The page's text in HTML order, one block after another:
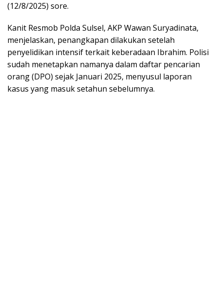
(12/8/2025) sore.
Kanit Resmob Polda Sulsel, AKP Wawan Suryadinata,
menjelaskan, penangkapan dilakukan setelah
penyelidikan intensif terkait keberadaan Ibrahim. Polisi
sudah menetapkan namanya dalam daftar pencarian
orang (DPO) sejak Januari 2025, menyusul laporan
kasus yang masuk setahun sebelumnya.